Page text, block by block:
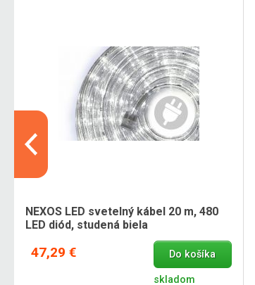
NEXOS LED svetelný kábel 20 m, 480
LED diód, studená biela
47,29 € Do košíka
skladom